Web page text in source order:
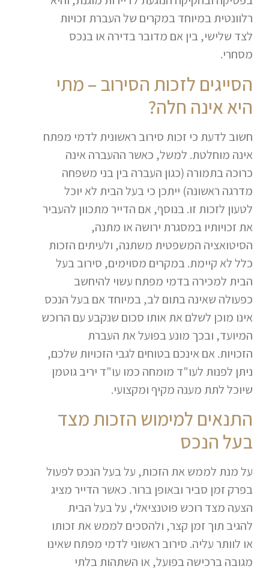
רלוונטית במיוחד במקרים של העברת זכויות
לצד שלישי, בין אם מדובר בדירה או בנכס
מסחרי.
הסייגים לזכות הסירוב – מתי
היא אינה חלה?
חשוב לדעת כי זכות סירוב ראשונית לדמי מפתח
אינה מוחלטת. למשל, כאשר ההעברה אינה
כרוכה בתמורה (כגון העברה בין בני משפחה
מדרגה ראשונה) ייתכן כי בעל הבית לא יוכל
לטעון לזכות זו. בנוסף, אם הדייר מתכוון להעביר
את זכויותיו במסגרת ירושה או מתנה,
הסיטואציה המשפטית משתנה, ולעיתים הזכות
כלל לא קיימת. במקרים מסוימים, סירוב בעל
הבית למכירה בדמי מפתח עשוי להיחשב
כפעולה שאינה בתום לב, במיוחד אם בעל הנכס
אינו מוכן לשלם את אותו סכום שנקבע עם הרוכש
המיועד, ובכך מונע בפועל את העברת
הזכויות. אם אינכם בטוחים לגבי הזכויות שלכם,
ניתן לפנות לעו"ד מומחה כמו עו"ד יריב גוטמן
שיוכל לתת מענה מקיף ומקצועי.
התנאים למימוש הזכות מצד
בעל הנכס
על מנת לממש את הזכות, על בעל הנכס לפעול
בפרק זמן סביר ובאופן ברור. כאשר הדייר מציג
הצעה מצד רוכש פוטנציאלי, על בעל הבית
להגיב תוך זמן קצר, ולהסכים לממש את זכותו
או לוותר עליה. סירוב ראשוני לדמי מפתח שאינו
מגובה ברכישה בפועל, או השתהות בלתי